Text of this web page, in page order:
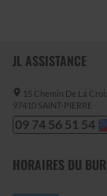
JL ASSISTANCE
15 Chemin De La
97410 SAINT-PIERRE
09 74 56 51 54
HORAIRES DU